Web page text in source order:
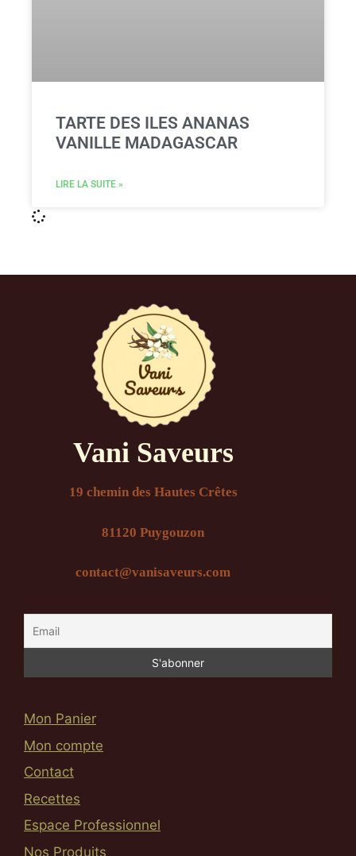
TARTE DES ILES ANANAS
VANILLE MADAGASCAR
LIRE LA SUITE »
Vani Saveurs
19 chemin des Hautes Crêtes
81120 Puygouzon
contact@vanisaveurs.com
Mon Panier
Mon compte
Contact
Recettes
Espace Professionnel
Nos Produits